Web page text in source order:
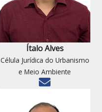
Ítalo Alves
Célula Jurídica do Urbanismo
e Meio Ambiente